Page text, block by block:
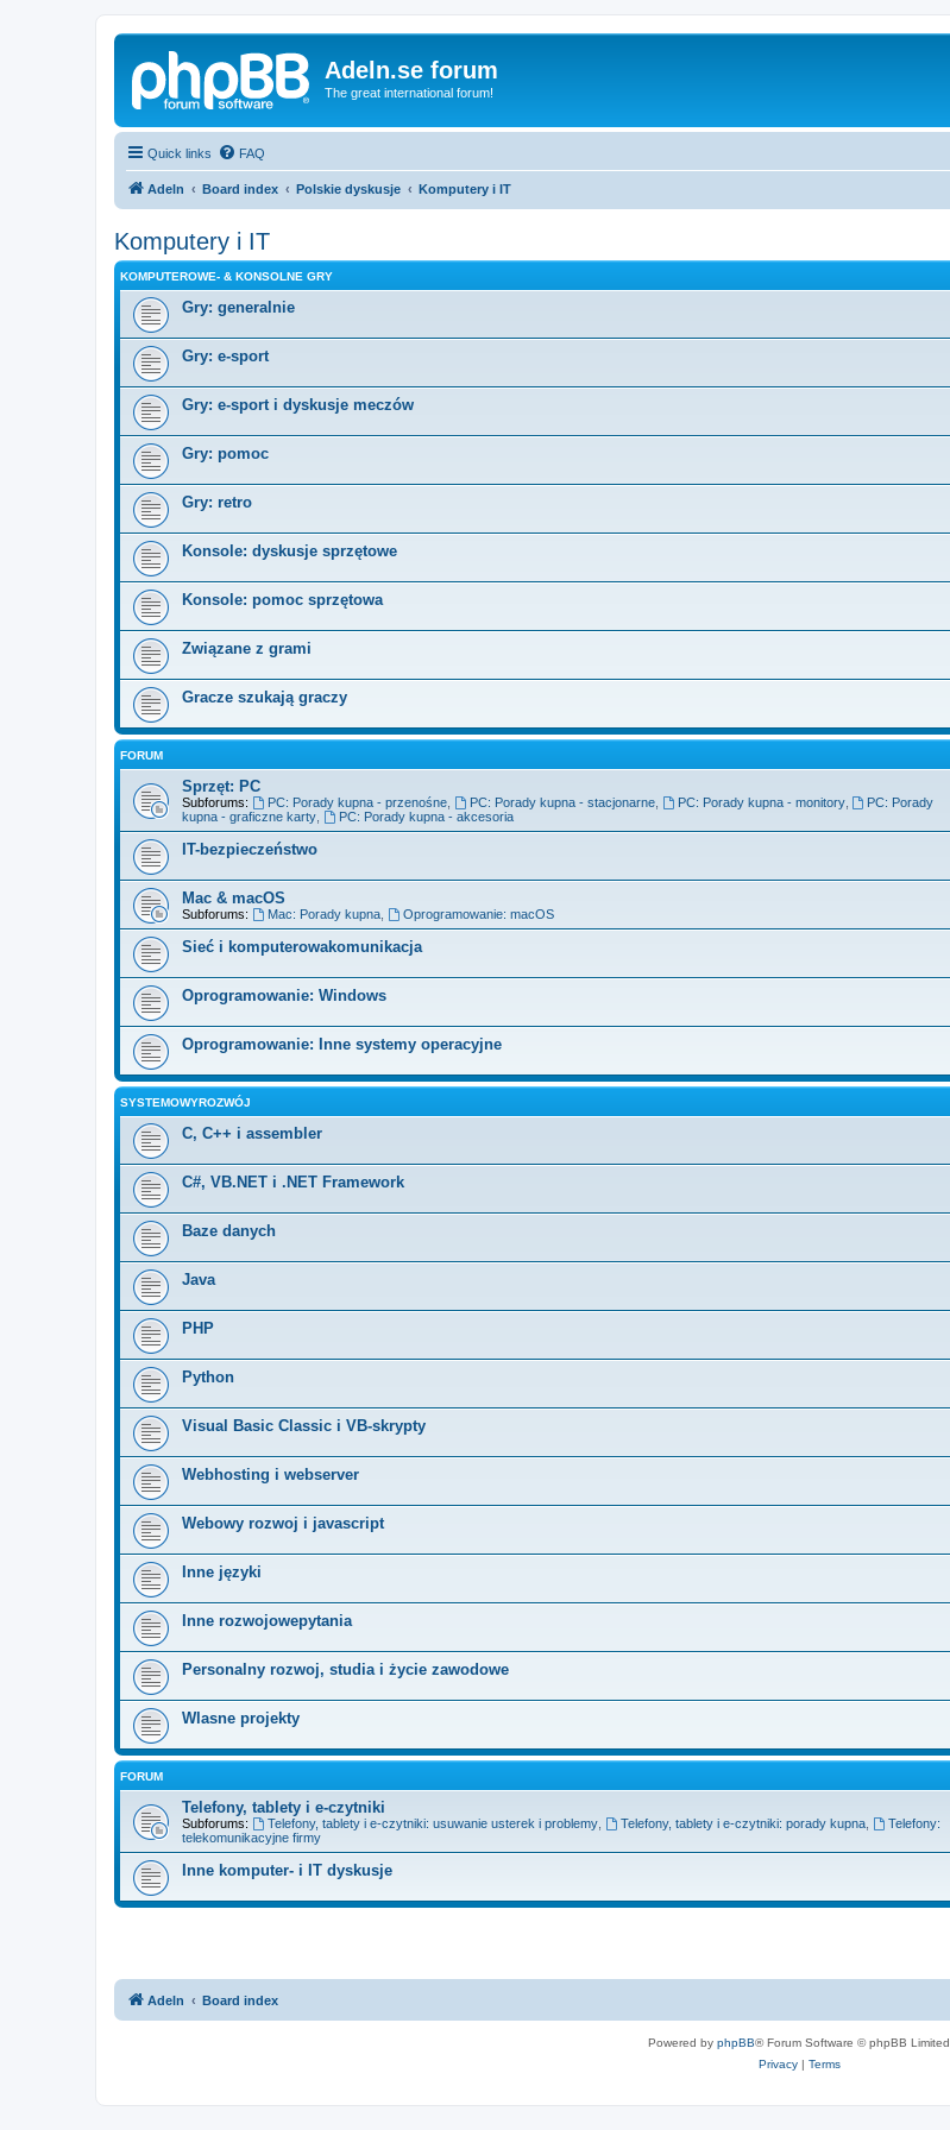
Adeln.se forum
The great international forum!
Quick links FAQ
Adeln Board index Polskie dyskusje Komputery i IT
Komputery i IT
KOMPUTEROWE- & KONSOLNE GRY
Gry: generalnie
Gry: e-sport
Gry: e-sport i dyskusje meczów
Gry: pomoc
Gry: retro
Konsole: dyskusje sprzętowe
Konsole: pomoc sprzętowa
Związane z grami
Gracze szukają graczy
FORUM
Sprzęt: PC
Subforums: PC: Porady kupna - przenośne, PC: Porady kupna - stacjonarne, PC: Porady kupna - monitory,
PC: Porady
kupna - graficzne karty
PC: Porady kupna - akcesoria
IT-bezpieczeństwo
Mac & macOS
Subforums: Mac: Porady kupna, Oprogramowanie: macOS
Sieć i komputerowakomunikacja
Oprogramowanie: Windows
Oprogramowanie: Inne systemy operacyjne
SYSTEMOWYROZWÓJ
C, C++ i assembler
C#, VB.NET i .NET Framework
Baze danych
Java
PHP
Python
Visual Basic Classic i VB-skrypty
Webhosting i webserver
Webowy rozwoj i javascript
Inne języki
Inne rozwojowepytania
Personalny rozwoj, studia i życie zawodowe
Wlasne projekty
FORUM
Telefony, tablety i e-czytniki
Subforums: Telefony, tablety i e-czytniki: usuwanie usterek i problemy, Telefony, tablety i e-czytniki: porady kupna,
Telefony:
telekomunikacyjne firmy
Inne komputer- i IT dyskusje
Adeln Board index
Powered by phpBB® Forum Software © phpBB Limited
Privacy| Terms